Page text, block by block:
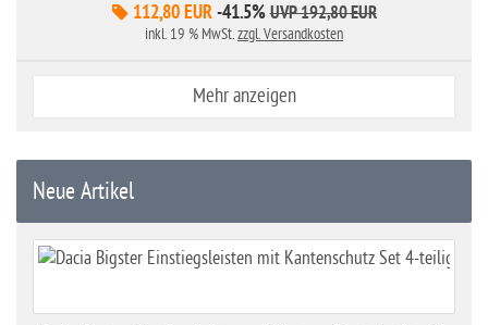
112,80 EUR -41.5% UVP 192,80 EUR
inkl. 19 % MwSt.zzgl. Versandkosten
Mehr anzeigen
Neue Artikel